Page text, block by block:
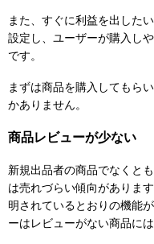
また、すぐに利益を出した
設定し、ユーザーが購入し
です。
まずは商品を購入してもら
かありません。
商品レビューが少ない
新規出品者の商品でなくと
は売れづらい傾向がありま
明されているとおりの機能
ーはレビューがない商品に